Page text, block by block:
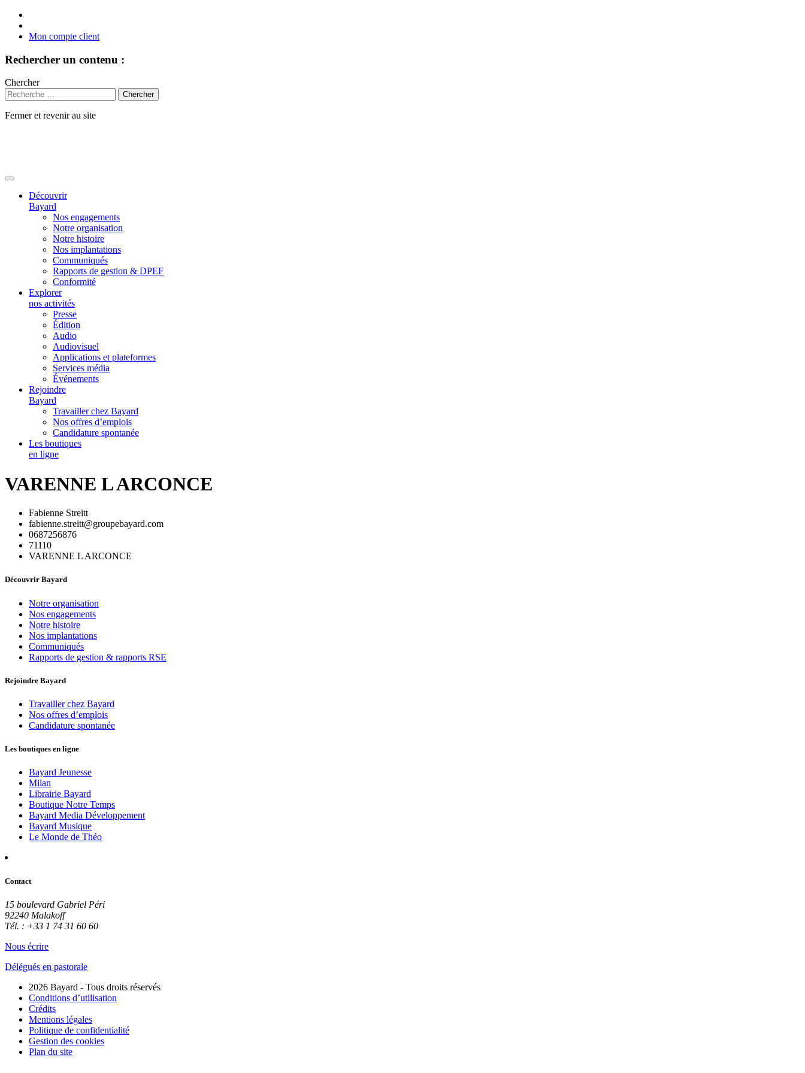
Mon compte client
Rechercher un contenu :
Chercher
Fermer et revenir au site
Découvrir
Bayard
Nos engagements
Notre organisation
Notre histoire
Nos implantations
Communiqués
Rapports de gestion & DPEF
Conformité
Explorer
nos activités
Presse
Édition
Audio
Audiovisuel
Applications et plateformes
Services média
Événements
Rejoindre
Bayard
Travailler chez Bayard
Nos offres d’emplois
Candidature spontanée
Les boutiques
en ligne
VARENNE L ARCONCE
Fabienne Streitt
fabienne.streitt@groupebayard.com
0687256876
71110
VARENNE L ARCONCE
Découvrir Bayard
Notre organisation
Nos engagements
Notre histoire
Nos implantations
Communiqués
Rapports de gestion & rapports RSE
Rejoindre Bayard
Travailler chez Bayard
Nos offres d’emplois
Candidature spontanée
Les boutiques en ligne
Bayard Jeunesse
Milan
Librairie Bayard
Boutique Notre Temps
Bayard Media Développement
Bayard Musique
Le Monde de Théo
Contact
15 boulevard Gabriel Péri
92240 Malakoff
Tél. : +33 1 74 31 60 60
Nous écrire
Délégués en pastorale
2026 Bayard - Tous droits réservés
Conditions d’utilisation
Crédits
Mentions légales
Politique de confidentialité
Gestion des cookies
Plan du site